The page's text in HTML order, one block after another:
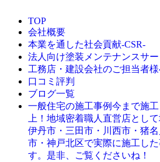
TOP
会社概要
本業を通した社会貢献-CSR-
法人向け塗装メンテナンスサー
工務店・建設会社のご担当者
口コミ評判
ブログ一覧
一般住宅の施工事例今まで施
上！地域密着職人直営店として
伊丹市・三田市・川西市・猪
市・神戸北区で実際に施工し
す。是非、ご覧くださいね！